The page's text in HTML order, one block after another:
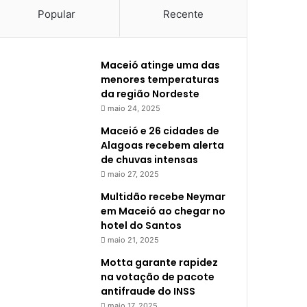
Popular Recente
Maceió atinge uma das
menores temperaturas
da região Nordeste
maio 24, 2025
Maceió e 26 cidades de
Alagoas recebem alerta
de chuvas intensas
maio 27, 2025
Multidão recebe Neymar
em Maceió ao chegar no
hotel do Santos
maio 21, 2025
Motta garante rapidez
na votação de pacote
antifraude do INSS